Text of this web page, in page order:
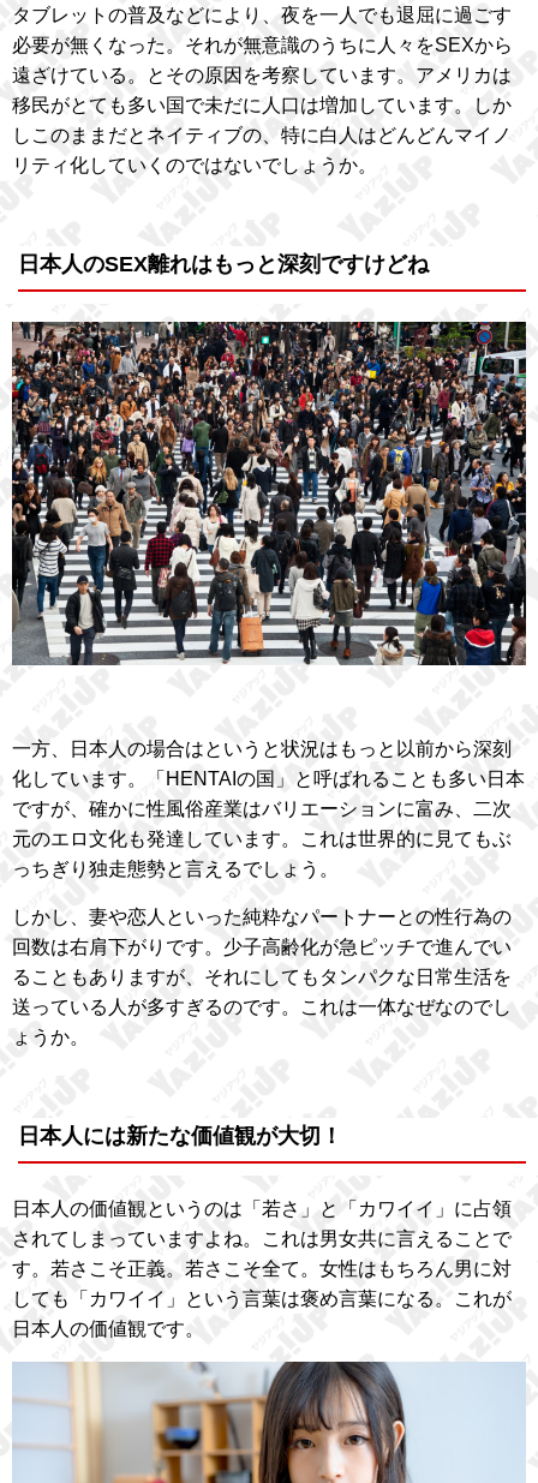
タブレットの普及などにより、夜を一人でも退屈に過ごす
必要が無くなった。それが無意識のうちに人々をSEXから
遠ざけている。とその原因を考察しています。アメリカは
移民がとても多い国で未だに人口は増加しています。しか
しこのままだとネイティブの、特に白人はどんどんマイノ
リティ化していくのではないでしょうか。
日本人のSEX離れはもっと深刻ですけどね
一方、日本人の場合はというと状況はもっと以前から深刻
化しています。「HENTAIの国」と呼ばれることも多い日本
ですが、確かに性風俗産業はバリエーションに富み、二次
元のエロ文化も発達しています。これは世界的に見てもぶ
っちぎり独走態勢と言えるでしょう。
しかし、妻や恋人といった純粋なパートナーとの性行為の
回数は右肩下がりです。少子高齢化が急ピッチで進んでい
ることもありますが、それにしてもタンパクな日常生活を
送っている人が多すぎるのです。これは一体なぜなのでし
ょうか。
日本人には新たな価値観が大切！
日本人の価値観というのは「若さ」と「カワイイ」に占領
されてしまっていますよね。これは男女共に言えることで
す。若さこそ正義。若さこそ全て。女性はもちろん男に対
しても「カワイイ」という言葉は褒め言葉になる。これが
日本人の価値観です。